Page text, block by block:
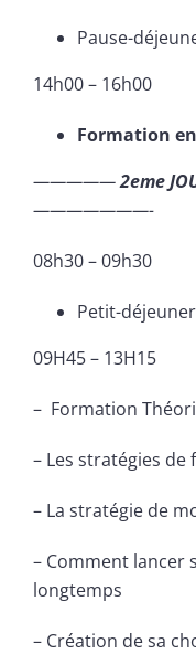
Pause-
14h00 – 16h00
Formation
—————2eme
———————-
08h30 – 09h30
Petit-déjeuner
09H45 – 13H15
– Formation
– Les stratégies
– La stratégie de
– Comment lancer
longtemps
– Création de sa